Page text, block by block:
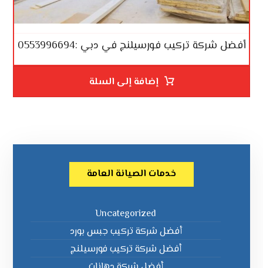
أفضل شركة تركيب فورسيلنج في دبي :0553996694
إضافة إلى السلة
خدمات الصيانة العامة
Uncategorized
أفضل شركة تركيب جبس بورد
أفضل شركة تركيب فورسيلنج